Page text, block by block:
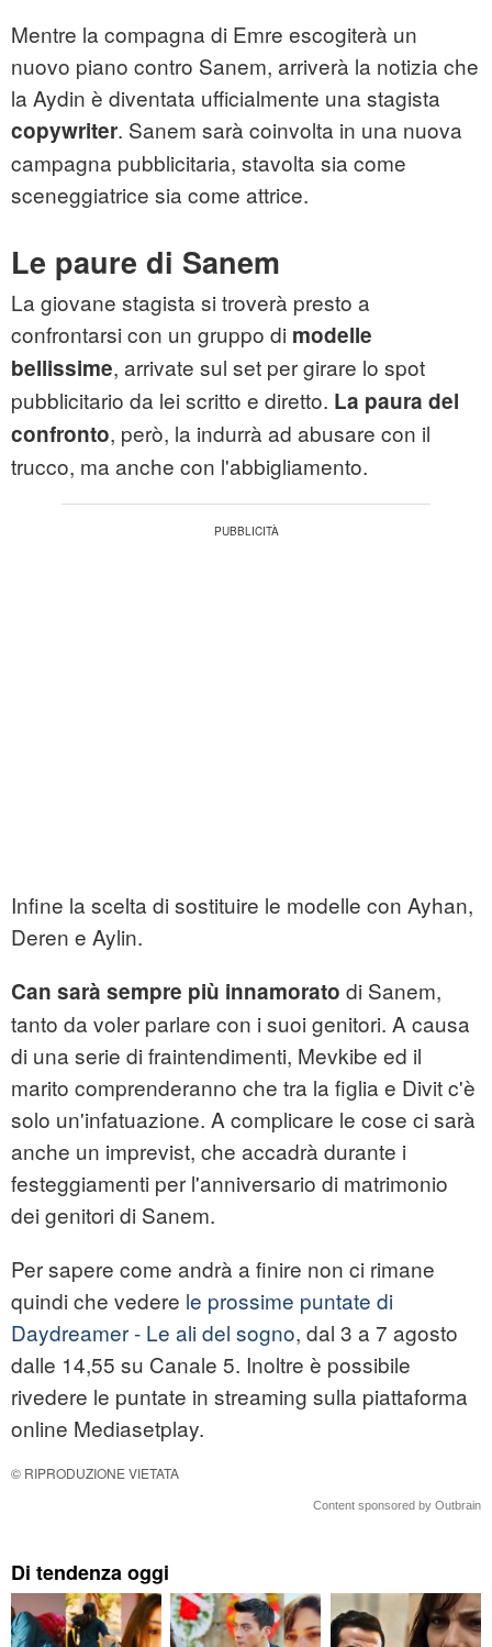
Mentre la compagna di Emre escogiterà un
nuovo piano contro Sanem, arriverà la notizia che
la Aydin è diventata ufficialmente una stagista
copywriter. Sanem sarà coinvolta in una nuova
campagna pubblicitaria, stavolta sia come
sceneggiatrice sia come attrice.
Le paure di Sanem
La giovane stagista si troverà presto a
confrontarsi con un gruppo di modelle
bellissime, arrivate sul set per girare lo spot
pubblicitario da lei scritto e diretto. La paura del
confronto, però, la indurrà ad abusare con il
trucco, ma anche con l'abbigliamento.
Infine la scelta di sostituire le modelle con Ayhan,
Deren e Aylin.
Can sarà sempre più innamorato di Sanem,
tanto da voler parlare con i suoi genitori. A causa
di una serie di fraintendimenti, Mevkibe ed il
marito comprenderanno che tra la figlia e Divit c'è
solo un'infatuazione. A complicare le cose ci sarà
anche un imprevist, che accadrà durante i
festeggiamenti per l'anniversario di matrimonio
dei genitori di Sanem.
Per sapere come andrà a finire non ci rimane
quindi che vedere le prossime puntate di
Daydreamer - Le ali del sogno, dal 3 a 7 agosto
dalle 14,55 su Canale 5. Inoltre è possibile
rivedere le puntate in streaming sulla piattaforma
online Mediasetplay.
© RIPRODUZIONE VIETATA
Content sponsored by Outbrain
Di tendenza oggi